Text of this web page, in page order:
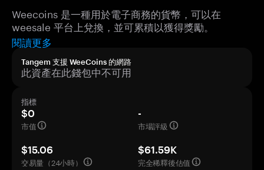
Weecoins 是一種用於電子商務的貨幣，可以在
weesale 平台上兌換，並可累積以獲得獎勵。
閱讀更多
Tangem 支援 WeeCoins 的網路
此資產在此錢包中不可用
指標
$0
市值
-
市場評級
$15.06
交易量（24小時）
$61.59K
完全稀釋後估值